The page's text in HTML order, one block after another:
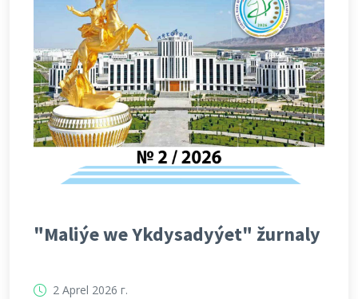
"Maliýe we Ykdysadyýet" žurnaly
2 Aprel 2026 г.